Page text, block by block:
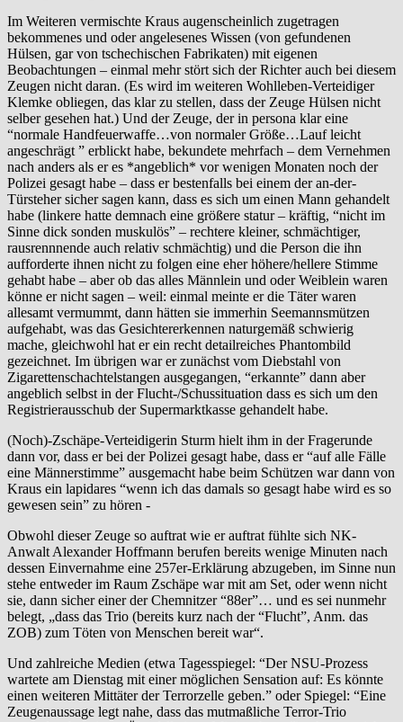
Im Weiteren vermischte Kraus augenscheinlich zugetragen
bekommenes und oder angelesenes Wissen (von gefundenen
Hülsen, gar von tschechischen Fabrikaten) mit eigenen
Beobachtungen – einmal mehr stört sich der Richter auch bei diesem
Zeugen nicht daran. (Es wird im weiteren Wohlleben-Verteidiger
Klemke obliegen, das klar zu stellen, dass der Zeuge Hülsen nicht
selber gesehen hat.) Und der Zeuge, der in persona klar eine
“normale Handfeuerwaffe…von normaler Größe…Lauf leicht
angeschrägt ” erblickt habe, bekundete mehrfach – dem Vernehmen
nach anders als er es *angeblich* vor wenigen Monaten noch der
Polizei gesagt habe – dass er bestenfalls bei einem der an-der-
Türsteher sicher sagen kann, dass es sich um einen Mann gehandelt
habe (linkere hatte demnach eine größere statur – kräftig, “nicht im
Sinne dick sonden muskulös” – rechtere kleiner, schmächtiger,
rausrennnende auch relativ schmächtig) und die Person die ihn
aufforderte ihnen nicht zu folgen eine eher höhere/hellere Stimme
gehabt habe – aber ob das alles Männlein und oder Weiblein waren
könne er nicht sagen – weil: einmal meinte er die Täter waren
allesamt vermummt, dann hätten sie immerhin Seemannsmützen
aufgehabt, was das Gesichtererkennen naturgemäß schwierig
mache, gleichwohl hat er ein recht detailreiches Phantombild
gezeichnet. Im übrigen war er zunächst vom Diebstahl von
Zigarettenschachtelstangen ausgegangen, “erkannte” dann aber
angeblich selbst in der Flucht-/Schussituation dass es sich um den
Registrierausschub der Supermarktkasse gehandelt habe.
(Noch)-Zschäpe-Verteidigerin Sturm hielt ihm in der Fragerunde
dann vor, dass er bei der Polizei gesagt habe, dass er “auf alle Fälle
eine Männerstimme” ausgemacht habe beim Schützen war dann von
Kraus ein lapidares “wenn ich das damals so gesagt habe wird es so
gewesen sein” zu hören -
Obwohl dieser Zeuge so auftrat wie er auftrat fühlte sich NK-
Anwalt Alexander Hoffmann berufen bereits wenige Minuten nach
dessen Einvernahme eine 257er-Erklärung abzugeben, im Sinne nun
stehe entweder im Raum Zschäpe war mit am Set, oder wenn nicht
sie, dann sicher einer der Chemnitzer “88er”… und es sei nunmehr
belegt, „dass das Trio (bereits kurz nach der “Flucht”, Anm. das
ZOB) zum Töten von Menschen bereit war“.
Und zahlreiche Medien (etwa Tagesspiegel: “Der NSU-Prozess
wartete am Dienstag mit einer möglichen Sensation auf: Es könnte
einen weiteren Mittäter der Terrorzelle geben.” oder Spiegel: “Eine
Zeugenaussage legt nahe, dass das mutmaßliche Terror-Trio